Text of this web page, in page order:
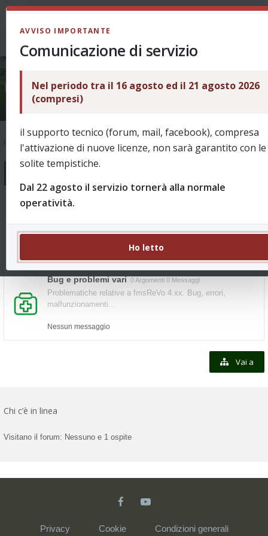
Ask & Help
Indice
Come funziona?
Bug e problemi vari 0 Argomenti 0 Messaggi
Problematiche relative a fmsReVo 4.xx. Bug, errori,
malfunzionamenti...
Nessun messaggio
Vai a
Chi c’è in linea
Visitano il forum: Nessuno e 1 ospite
Privacy Cookie Condizioni generali
AVVISO IMPORTANTE
Comunicazione di servizio
Nel periodo tra il 16 agosto ed il 21 agosto 2026
(compresi)
il supporto tecnico (forum, mail, facebook), compresa
l'attivazione di nuove licenze, non sarà garantito con le
solite tempistiche.
Dal 22 agosto il servizio tornerà alla normale
operatività.
Ho letto